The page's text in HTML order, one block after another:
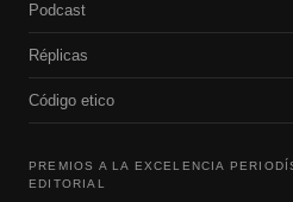
Podcast
Réplicas
Código etico
PREMIOS A LA EXCELENCIA
EDITORIAL